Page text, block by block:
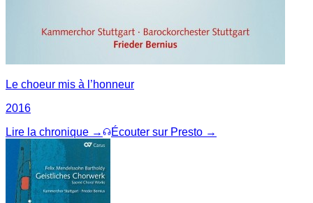
Le choeur mis à l’honneur
2016
Lire la chronique →
Écouter sur Presto →